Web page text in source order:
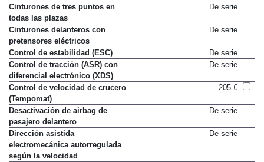
Cinturones de tres puntos en
todas las plazas
De serie
Cinturones delanteros con
pretensores eléctricos
De serie
Control de estabilidad (ESC)
De serie
Control de tracción (ASR) con
diferencial electrónico (XDS)
De serie
Control de velocidad de crucero
(Tempomat)
205 €
Desactivación de airbag de
pasajero delantero
De serie
Dirección asistida
electromecánica autorregulada
según la velocidad
De serie